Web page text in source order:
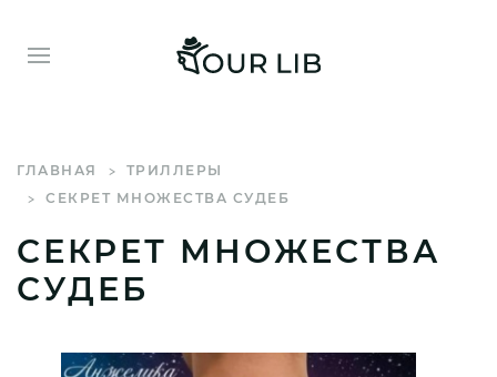
ГЛАВНАЯ
ТРИЛЛЕРЫ
СЕКРЕТ МНОЖЕСТВА СУДЕБ
СЕКРЕТ МНОЖЕСТВА
СУДЕБ